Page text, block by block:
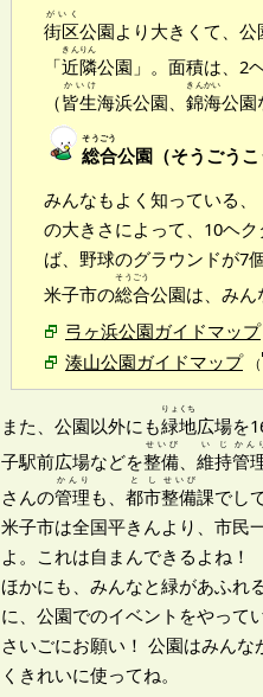
街区
がいく
公園より大きくて、公
「近隣
きんりん
公園」。面積は、2
（皆生
かいけ
海浜公園、 錦海
きんかい
公園
総合
そうごう
公園（そうごうこ
みんなもよく知っている、
の大きさによって、10ヘ
ば、野球のグラウンドが7
米子市の総合
そうごう
公園は、みん
弓ヶ浜公園ガイドマップ
湊山公園ガイドマップ （
また、公園以外にも緑地
りょくち
広場を
子駅前広場などを整備
せいび
、 維持
いじ
管
かん
さんの管理
かんり
も、 都市
とし
整備
せいび
課でし
米子市は全国平きんより、市民
よ。これは自まんできるよね！
ほかにも、みんなと緑があふれ
に、公園でのイベントをやってい
さいごにお願い！ 公園はみん
くきれいに使ってね。